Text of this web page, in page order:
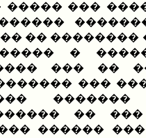
��� ����� ��
�������
��������
����� �
�� ���
���
�������
��� ��
������